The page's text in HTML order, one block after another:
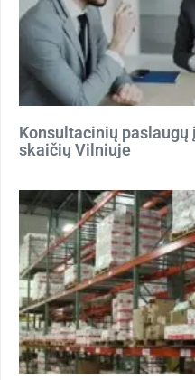
Konsultacinių
skaičių Vilniuje